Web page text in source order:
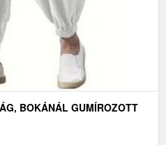
BOKÁNÁL GUMÍROZOTT